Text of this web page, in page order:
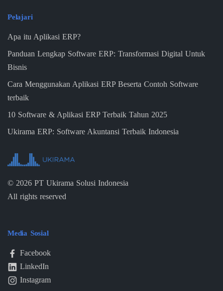
Pelajari
Apa itu Aplikasi ERP?
Panduan Lengkap Software ERP: Transformasi Digital Untuk
Bisnis
Cara Menggunakan Aplikasi ERP Beserta Contoh Software
terbaik
10 Software & Aplikasi ERP Terbaik Tahun 2025
Ukirama ERP: Software Akuntansi Terbaik Indonesia
© 2026 PT Ukirama Solusi Indonesia
All rights reserved
Media Sosial
Facebook
LinkedIn
Instagram